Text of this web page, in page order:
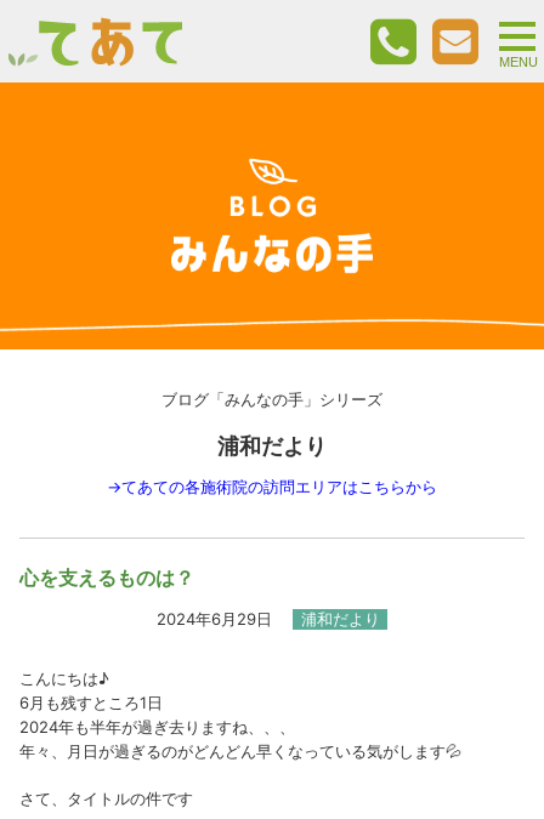
ブログ「みんなの手」シリーズ
浦和だより
→てあての各施術院の訪問エリアはこちらから
心を支えるものは？
2024年6月29日 浦和だより
こんにちは♪
6月も残すところ1日
2024年も半年が過ぎ去りますね、、、
年々、月日が過ぎるのがどんどん早くなっている気がします💦
さて、タイトルの件です
MENU